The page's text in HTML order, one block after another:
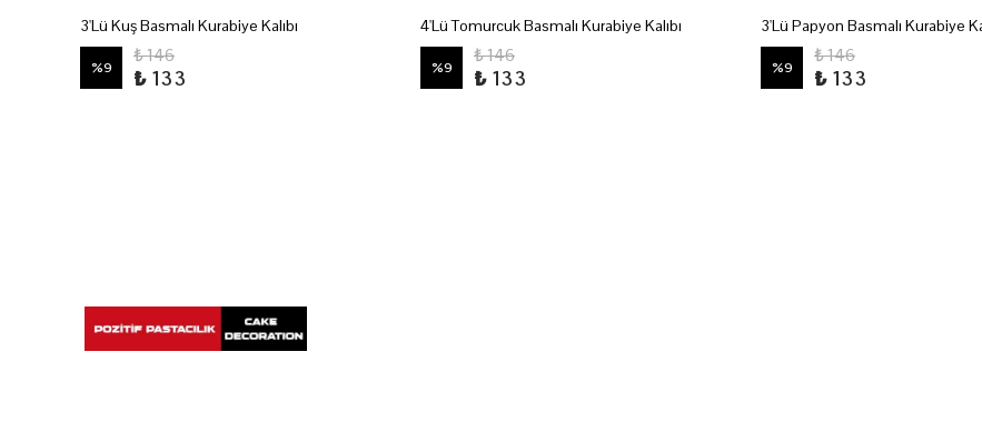
3'Lü Kuş Basmalı Kurabiye Kalıbı
%9
₺ 146
₺ 133
4'Lü Tomurcuk Basmalı Kurabiye Kalıbı
%9
₺ 146
₺ 133
3'Lü Papyon Basmalı Kurabiye
%9
₺ 146
₺ 133